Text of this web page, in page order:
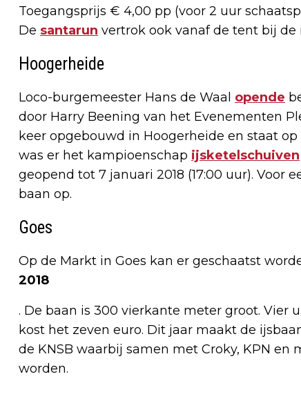
Toegangsprijs € 4,00 pp (voor 2 uur
De santarun vertrok ook vanaf de tent bij de
Hoogerheide
Loco-burgemeester Hans de Waal opende
door Harry Beening van het Evenementen
keer opgebouwd in Hoogerheide en staat
was er het kampioenschap ijsketelschuiven
geopend tot 7 januari 2018 (17:00 uur). Voor
baan op.
Goes
Op de Markt in Goes kan er geschaatst
2018
. De baan is 300 vierkante meter groot. Vier
kost het zeven euro. Dit jaar maakt de
de KNSB waarbij samen met Croky, KPN en
worden.